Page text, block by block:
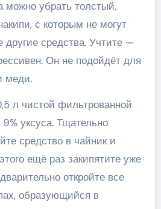
убрать толстый,
с которым не могут
другие средства. Учтите —
Он не подойдёт для
меди.
л чистой фильтрованной
уксуса. Тщательно
средство в чайник и
ещё раз закипятите уже
откройте все
образующийся в